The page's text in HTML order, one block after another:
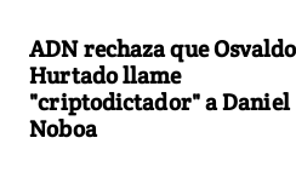
ADN rechaza que Osvaldo
Hurtado llame
"criptodictador" a Daniel
Noboa